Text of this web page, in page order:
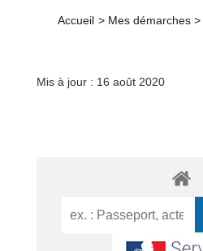
Accueil > Mes démarches >
Mis à jour : 16 août 2020